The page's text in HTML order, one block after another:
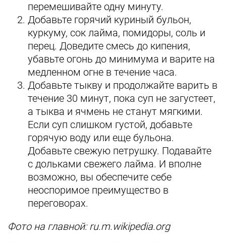
перемешивайте одну минуту.
Добавьте горячий куриный бульон,
куркуму, сок лайма, помидоры, соль и
перец. Доведите смесь до кипения,
убавьте огонь до минимума и варите на
медленном огне в течение часа.
Добавьте тыкву и продолжайте варить в
течение 30 минут, пока суп не загустеет,
а тыква и ячмень не станут мягкими.
Если суп слишком густой, добавьте
горячую воду или еще бульона.
Добавьте свежую петрушку. Подавайте
с дольками свежего лайма. И вполне
возможно, вы обеспечите себе
неоспоримое преимущество в
переговорах.
Фото на главной: ru.m.wikipedia.org